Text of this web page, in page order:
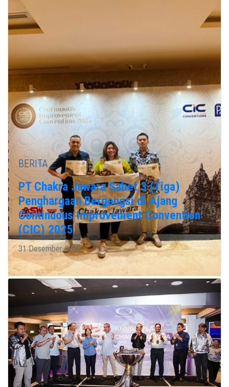
BERITA
PT Chakra Jawara Sabet 3 (Tiga)
Penghargaan Bergengsi di Ajang
Continuous Improvement Convention
(CIC) 2025
31 Desember 2025